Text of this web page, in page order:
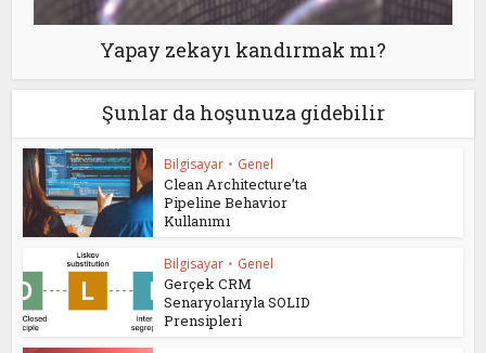
Yapay zekayı kandırmak mı?
Şunlar da hoşunuza gidebilir
Bilgisayar • Genel
Clean Architecture’ta
Pipeline Behavior
Kullanımı
Bilgisayar • Genel
Gerçek CRM
Senaryolarıyla SOLID
Prensipleri